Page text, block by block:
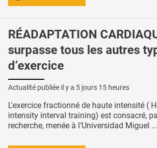
RÉADAPTATION
surpasse tous les autres
d’exercice
Actualité publiée il y a 5 jours 15 heures
L'exercice fractionné de haute intensité (
intensity interval training) est consacré,
recherche, menée à l'Universidad Miguel ...